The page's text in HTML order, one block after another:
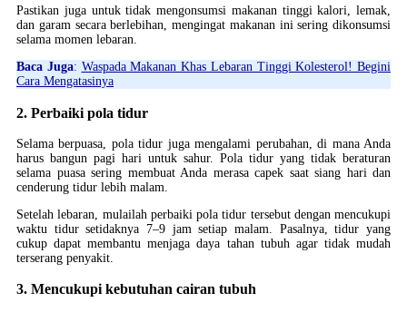
Pastikan juga untuk tidak mengonsumsi makanan tinggi kalori, lemak,
dan garam secara berlebihan, mengingat makanan ini sering dikonsumsi
selama momen lebaran.
Baca Juga: Waspada Makanan Khas Lebaran Tinggi Kolesterol! Begini
Cara Mengatasinya
2. Perbaiki pola tidur
Selama berpuasa, pola tidur juga mengalami perubahan, di mana Anda
harus bangun pagi hari untuk sahur. Pola tidur yang tidak beraturan
selama puasa sering membuat Anda merasa capek saat siang hari dan
cenderung tidur lebih malam.
Setelah lebaran, mulailah perbaiki pola tidur tersebut dengan mencukupi
waktu tidur setidaknya 7–9 jam setiap malam. Pasalnya, tidur yang
cukup dapat membantu menjaga daya tahan tubuh agar tidak mudah
terserang penyakit.
3. Mencukupi kebutuhan cairan tubuh